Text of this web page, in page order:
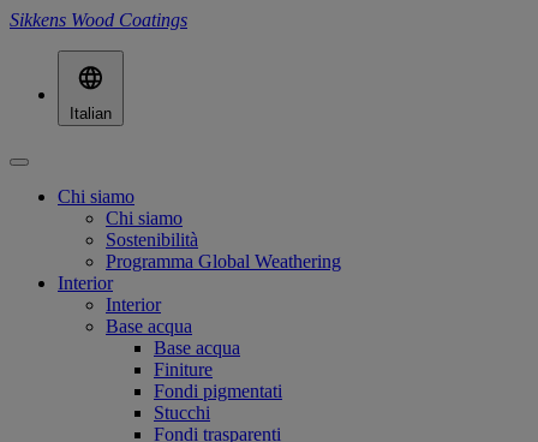
Sikkens Wood Coatings
Italian
Chi siamo
Chi siamo
Sostenibilità
Programma Global Weathering
Interior
Interior
Base acqua
Base acqua
Finiture
Fondi pigmentati
Stucchi
Fondi trasparenti